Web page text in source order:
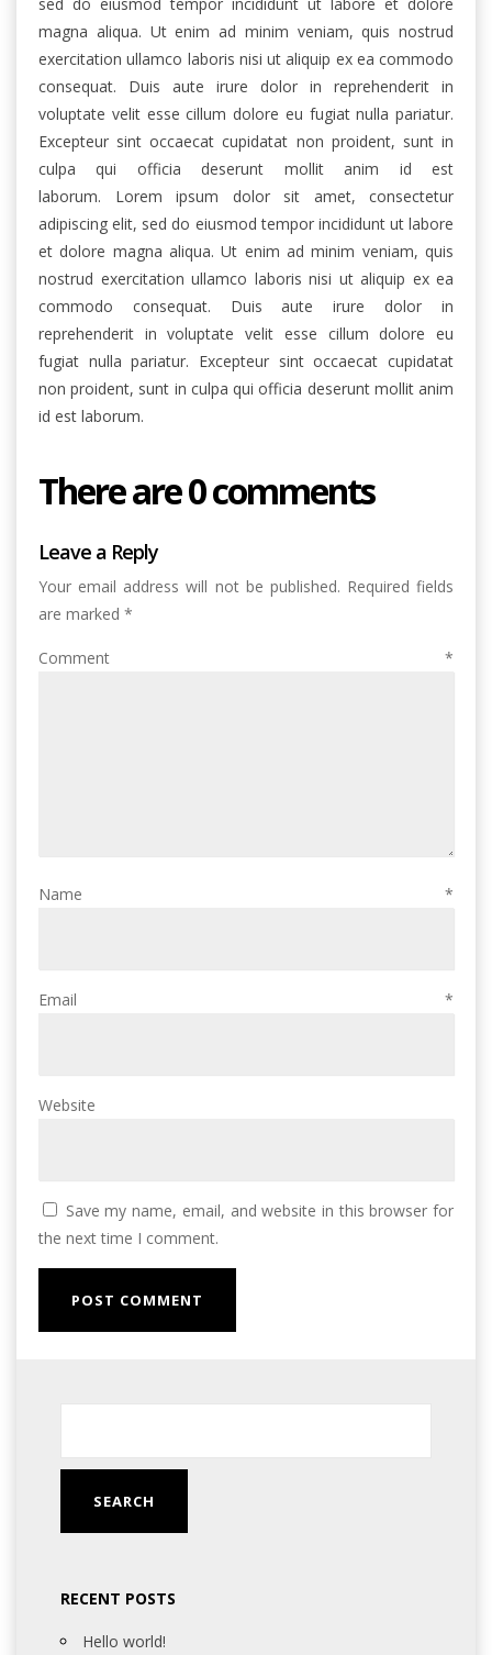
magna aliqua. Ut enim ad minim veniam, quis nostrud
exercitation ullamco laboris nisi ut aliquip ex ea commodo
consequat. Duis aute irure dolor in reprehenderit in
voluptate velit esse cillum dolore eu fugiat nulla pariatur.
Excepteur sint occaecat cupidatat non proident, sunt in
culpa qui officia deserunt mollit anim id est
laborum. Lorem ipsum dolor sit amet, consectetur
adipiscing elit, sed do eiusmod tempor incididunt ut labore
et dolore magna aliqua. Ut enim ad minim veniam, quis
nostrud exercitation ullamco laboris nisi ut aliquip ex ea
commodo consequat. Duis aute irure dolor in
reprehenderit in voluptate velit esse cillum dolore eu
fugiat nulla pariatur. Excepteur sint occaecat cupidatat
non proident, sunt in culpa qui officia deserunt mollit anim
id est laborum.
There are 0 comments
Leave a Reply
Your email address will not be published. Required fields
are marked *
Comment *
Name *
Email *
Website
Save my name, email, and website in this browser for
the next time I comment.
RECENT POSTS
Hello world!